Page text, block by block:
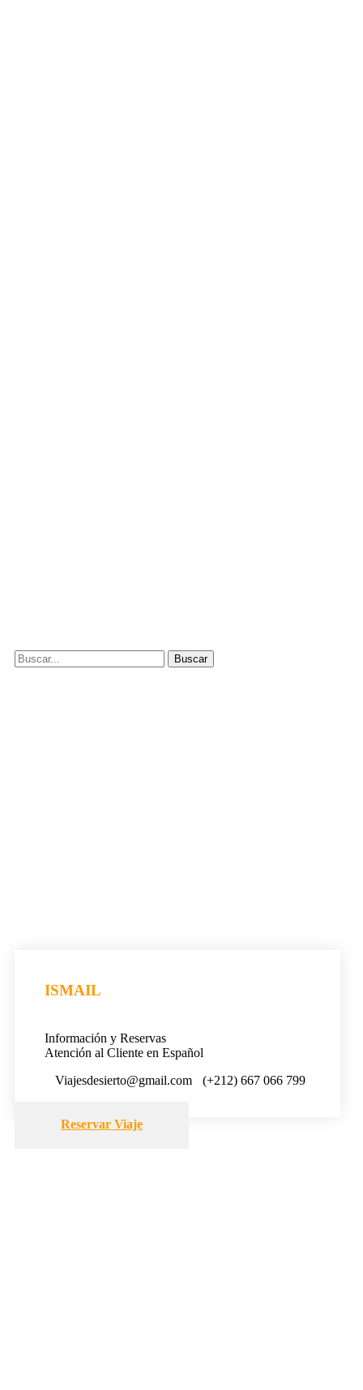
ISMAIL
Información y Reservas
Atención al Cliente en Español
Viajesdesierto@gmail.com
(+212) 667 066 799
Reservar Viaje